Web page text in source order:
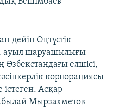
Бешімбаев
дейін Оңтүстік
ауыл шаруашылығы
елшісі,
корпорациясы
Асқар
Мырзахметов